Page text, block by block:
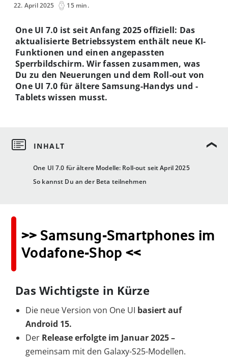
22. April 2025 15 min.
One UI 7.0 für ältere Modelle: Roll-out seit April 2025
So kannst Du an der Beta teilnehmen
One UI 7.0 ist seit Anfang 2025 offiziell: Das
aktualisierte Betriebssystem enthält neue KI-
Funktionen und einen angepassten
Sperrbildschirm. Wir fassen zusammen, was
Du zu den Neuerungen und dem Roll-out von
One UI 7.0 für ältere Samsung-Handys und -
Tablets wissen musst.
>> Samsung-Smartphones im
Vodafone-Shop <<
Das Wichtigste in Kürze
Die neue Version von One UI basiertauf
Android 15.
Der Release erfolgte im Januar 2025 –
gemeinsam mit den Galaxy-S25-Modellen.